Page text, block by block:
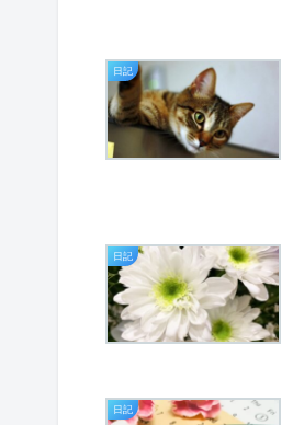
日記
日記
日記